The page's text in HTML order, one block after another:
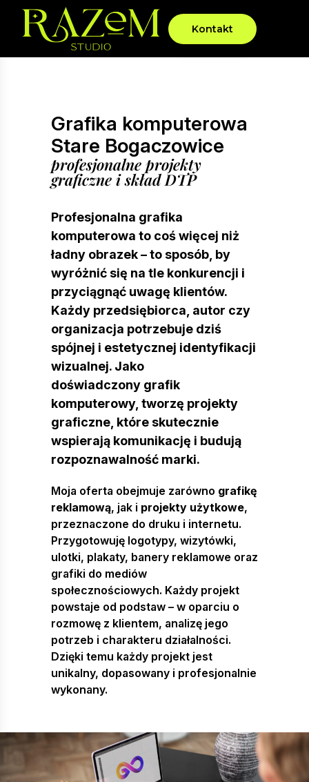
Kontakt
Grafika komputerowa
Stare Bogaczowice
profesjonalne projekty
graficzne i skład DTP
Profesjonalna grafika
komputerowa to coś więcej niż
ładny obrazek – to sposób, by
wyróżnić się na tle konkurencji i
przyciągnąć uwagę klientów.
Każdy przedsiębiorca, autor czy
organizacja potrzebuje dziś
spójnej i estetycznej identyfikacji
wizualnej. Jako
doświadczony grafik
komputerowy, tworzę projekty
graficzne, które skutecznie
wspierają komunikację i budują
rozpoznawalność marki.
Moja oferta obejmuje zarówno grafikę
reklamową, jak i projekty użytkowe,
przeznaczone do druku i internetu.
Przygotowuję logotypy, wizytówki,
ulotki, plakaty, banery reklamowe oraz
grafiki do mediów
społecznościowych. Każdy projekt
powstaje od podstaw – w oparciu o
rozmowę z klientem, analizę jego
potrzeb i charakteru działalności.
Dzięki temu każdy projekt jest
unikalny, dopasowany i profesjonalnie
wykonany.